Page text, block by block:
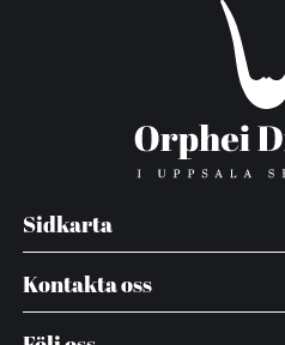
Sidkarta
Kontakta oss